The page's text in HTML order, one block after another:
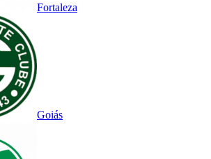
Fortaleza
Goiás